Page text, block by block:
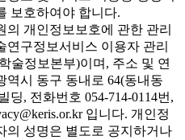
보호하여야 합니다.
개인정보보호에 관한 관리
연구정보서비스 이용자 관리
술정보본부)이며, 주소 및 연
역시 동구 동내로 64(동내동
딩, 전화번호 054-714-0114번,
입니다. 개인정
의 성명은 별도로 공지하거나